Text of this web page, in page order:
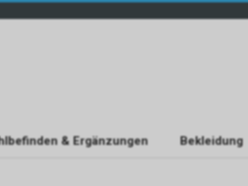
& Ergänzungen Bekleidung